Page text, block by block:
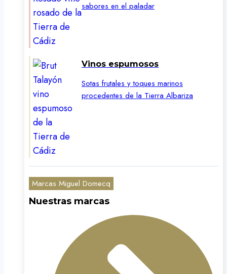
sabores en el paladar
Vinos espumosos
Sotas frutales y toques marinos
procedentes de la Tierra Albariza
Marcas Miguel Domecq
Nuestras marcas